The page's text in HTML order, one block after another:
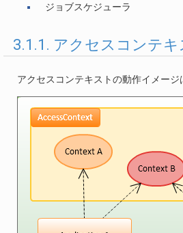
ジョブスケジューラ
3.1.1. アクセスコンテ
アクセスコンテキストの動作イメージ